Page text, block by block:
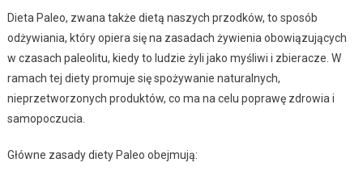
Dieta Paleo, zwana także dietą naszych przodków, to sposób
odżywiania, który opiera się na zasadach żywienia obowiązujących
w czasach paleolitu, kiedy to ludzie żyli jako myśliwi i zbieracze. W
ramach tej diety promuje się spożywanie naturalnych,
nieprzetworzonych produktów, co ma na celu poprawę zdrowia i
samopoczucia.
Główne zasady diety Paleo obejmują: